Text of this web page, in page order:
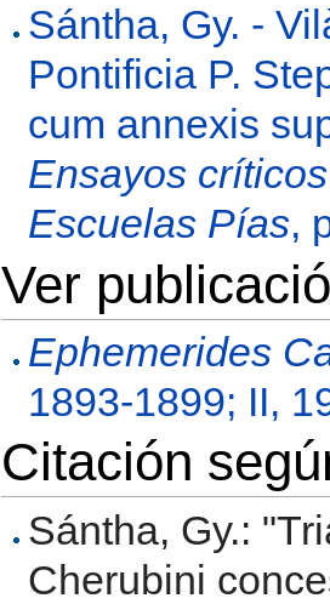
Sántha, Gy. -
Pontificia P.
cum annexis
Ensayos
Escuelas Pías,
Ver
Ephemerides
1893-1899; II,
Citación
Sántha, Gy.:
Cherubini